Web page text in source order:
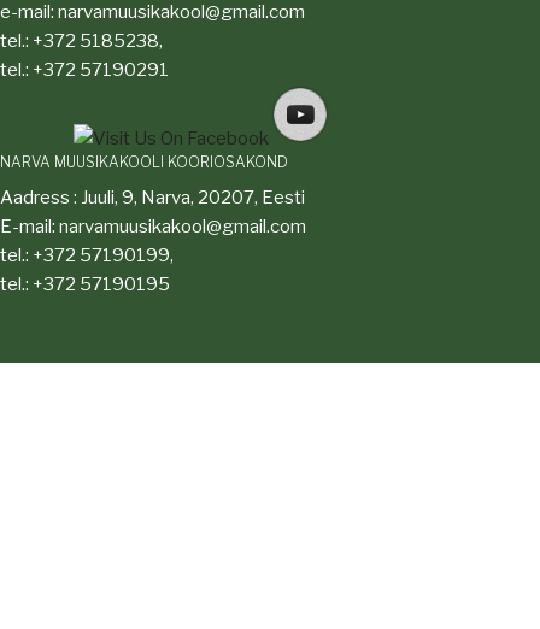
e-mail: narvamuusikakool@gmail.com
tel.: +372 5185238,
tel.: +372 57190291
NARVA MUUSIKAKOOLI KOORIOSAKOND
Aadress : Juuli, 9, Narva, 20207, Eesti
E-mail: narvamuusikakool@gmail.com
tel.: +372 57190199,
tel.: +372 57190195